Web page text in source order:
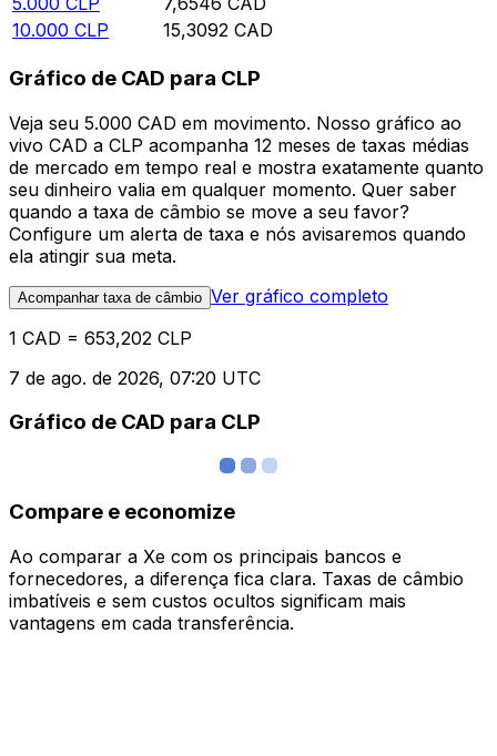
10.000 CLP 15,3092 CAD
Gráfico de CAD para CLP
Veja seu 5.000 CAD em movimento. Nosso gráfico ao
vivo CAD a CLP acompanha 12 meses de taxas médias
de mercado em tempo real e mostra exatamente quanto
seu dinheiro valia em qualquer momento. Quer saber
quando a taxa de câmbio se move a seu favor?
Configure um alerta de taxa e nós avisaremos quando
ela atingir sua meta.
Acompanhar taxa de câmbio Ver gráfico completo
1 CAD = 653,202 CLP
7 de ago. de 2026, 07:20 UTC
Gráfico de CAD para CLP
Compare e economize
Ao comparar a Xe com os principais bancos e
fornecedores, a diferença fica clara. Taxas de câmbio
imbatíveis e sem custos ocultos significam mais
vantagens em cada transferência.